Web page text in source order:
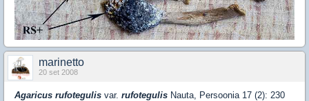
marinetto
20 set 2008
Agaricus rufotegulis var. rufotegulis Nauta, Persoonia 17 (2): 230